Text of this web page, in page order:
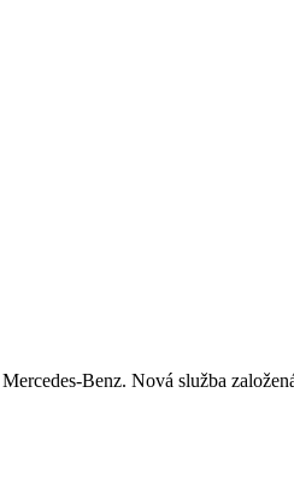
Benz. Nová služba